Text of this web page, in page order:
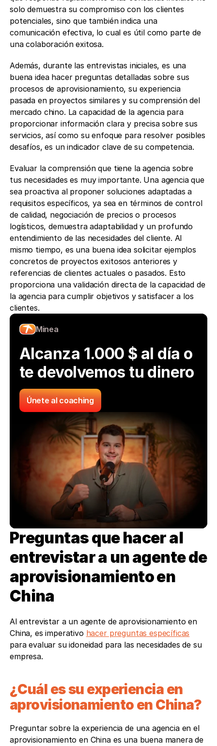
solo demuestra su compromiso con los clientes
potenciales, sino que también indica una
comunicación efectiva, lo cual es útil como parte de
una colaboración exitosa.
Además, durante las entrevistas iniciales, es una
buena idea hacer preguntas detalladas sobre sus
procesos de aprovisionamiento, su experiencia
pasada en proyectos similares y su comprensión del
mercado chino. La capacidad de la agencia para
proporcionar información clara y precisa sobre sus
servicios, así como su enfoque para resolver posibles
desafíos, es un indicador clave de su competencia.
Evaluar la comprensión que tiene la agencia sobre
tus necesidades es muy importante. Una agencia que
sea proactiva al proponer soluciones adaptadas a
requisitos específicos, ya sea en términos de control
de calidad, negociación de precios o procesos
logísticos, demuestra adaptabilidad y un profundo
entendimiento de las necesidades del cliente. Al
mismo tiempo, es una buena idea solicitar ejemplos
concretos de proyectos exitosos anteriores y
referencias de clientes actuales o pasados. Esto
proporciona una validación directa de la capacidad de
la agencia para cumplir objetivos y satisfacer a los
clientes.
Minea
Alcanza 1.000 $ al día o
te devolvemos tu dinero
Únete al coaching
Preguntas que hacer al
entrevistar a un agente de
aprovisionamiento en
China
Al entrevistar a un agente de aprovisionamiento en
China, es imperativo hacer preguntas específicas
para evaluar su idoneidad para las necesidades de su
empresa.
¿Cuál es su experiencia en
aprovisionamiento en China?
Preguntar sobre la experiencia de una agencia en el
aprovisionamiento en China es una buena manera de